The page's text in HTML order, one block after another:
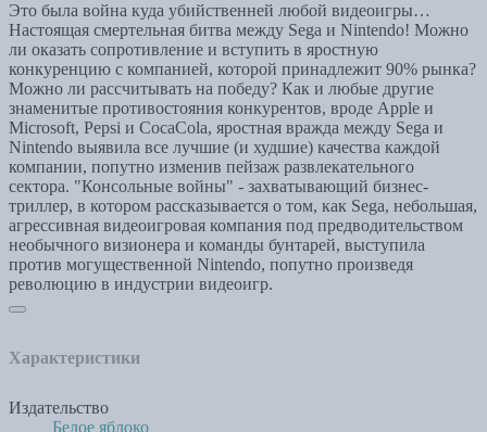
Это была война куда убийственней любой видеоигры…
Настоящая смертельная битва между Sega и Nintendo! Можно
ли оказать сопротивление и вступить в яростную
конкуренцию с компанией, которой принадлежит 90% рынка?
Можно ли рассчитывать на победу? Как и любые другие
знаменитые противостояния конкурентов, вроде Apple и
Microsoft, Pepsi и CocaCola, яростная вражда между Sega и
Nintendo выявила все лучшие (и худшие) качества каждой
компании, попутно изменив пейзаж развлекательного
сектора. "Консольные войны" - захватывающий бизнес-
триллер, в котором рассказывается о том, как Sega, небольшая,
агрессивная видеоигровая компания под предводительством
необычного визионера и команды бунтарей, выступила
против могущественной Nintendo, попутно произведя
революцию в индустрии видеоигр.
Характеристики
Издательство
Белое яблоко